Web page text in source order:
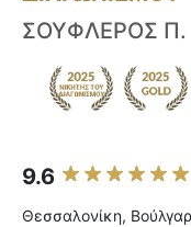
ΣΟΥΦΛΕΡΟΣ Π.
9.6
Θεσσαλονίκη,